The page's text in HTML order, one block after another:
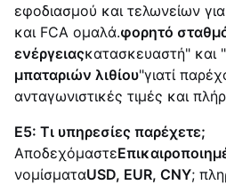
εφοδιασμού και τελωνείων για
και FCA ομαλά.φορητό
ενέργειαςκατασκευαστή" και
μπαταριών λιθίου"γιατί
ανταγωνιστικές τιμές και
Ε5: Τι υπηρεσίες παρέχετε;
Αποδεχόμαστε
νομίσματαUSD, EUR, CNY;